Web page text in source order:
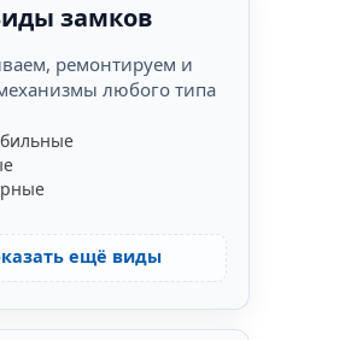
замков
ремонтируем и
любого типа
ещё виды